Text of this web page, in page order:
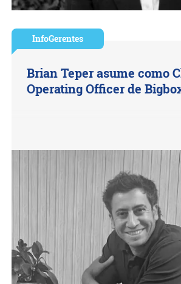
InfoGerentes
Brian Teper asume como
Operating Officer de